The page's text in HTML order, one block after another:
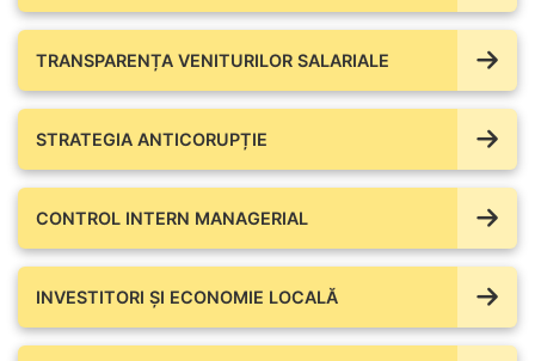
TRANSPARENȚA VENITURILOR SALARIALE
STRATEGIA ANTICORUPȚIE
CONTROL INTERN MANAGERIAL
INVESTITORI ȘI ECONOMIE LOCALĂ